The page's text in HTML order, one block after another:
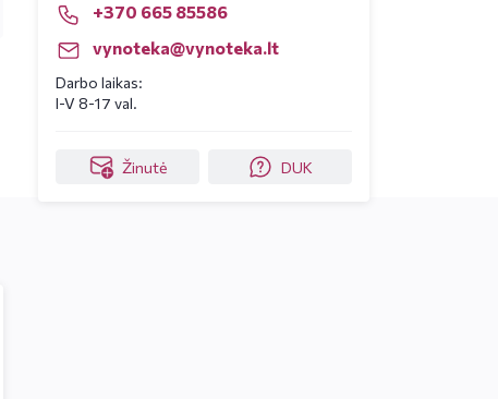
+370 665 85586
vynoteka@vynoteka.lt
Darbo laikas:
I-V 8-17 val.
Žinutė DUK